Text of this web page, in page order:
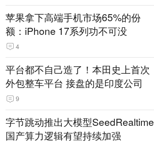
苹果拿下高端手机市场65%的份
额：iPhone 17系列功不可没
4
平台都不自己造了！本田史上首次
外包整车平台 接盘的是印度公司
9
字节跳动推出大模型SeedRealtime
国产算力逻辑有望持续加强